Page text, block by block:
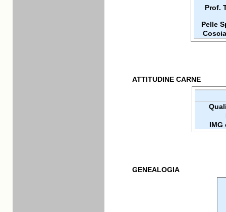
Prof.
Pelle
ATTITUDINE CARNE
IMG
GENEALOGIA